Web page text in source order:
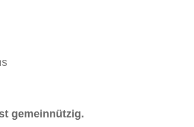
gemeinnützig.